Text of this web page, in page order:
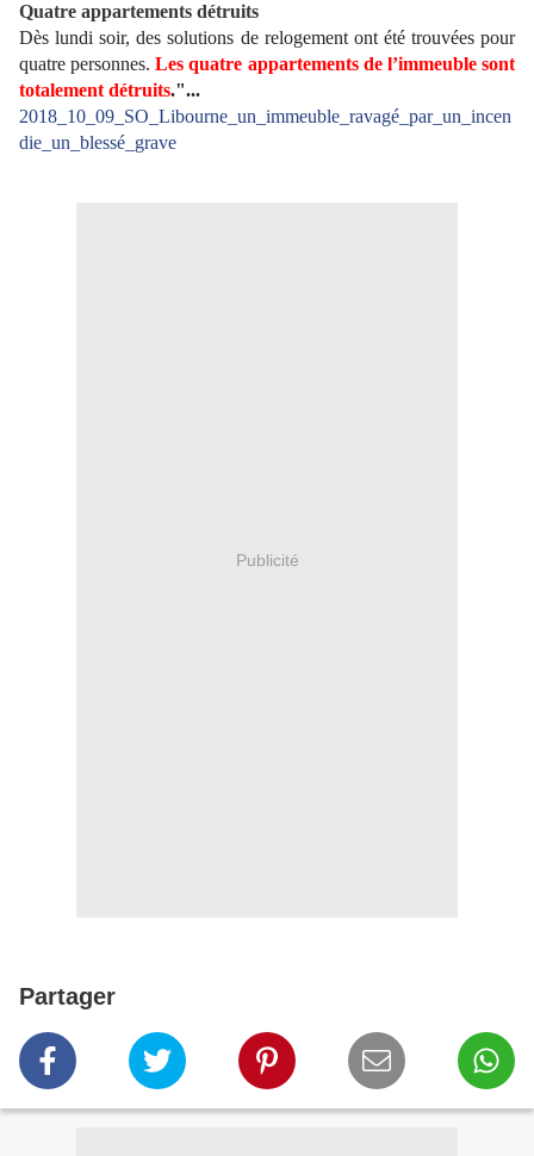
Quatre appartements détruits
Dès lundi soir, des solutions de relogement ont été trouvées pour
quatre personnes. Les quatre appartements de l’immeuble sont
totalement détruits."...
2018_10_09_SO_Libourne_un_immeuble_ravagé_par_un_incen
die_un_blessé_grave
Publicité
Partager